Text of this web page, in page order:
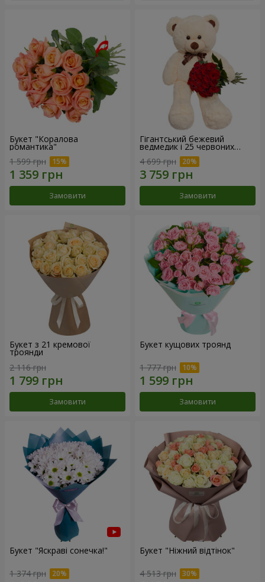
Букет "Коралова
романтика"
1 599 грн
Замовити
Гігантський бежевий
ведмедик і 25 червоних
троянд
4 699 грн
Замовити
Букет з 21 кремової
троянди
2 116 грн
Замовити
Букет кущових троянд
1 777 грн
Замовити
Букет "Яскраві сонечка!"
1 374 грн
Букет "Ніжний відтінок"
4 513 грн